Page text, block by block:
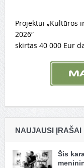
Projektui „Kultūros
2026″
skirtas 40 000 Eur
NAUJAUSI ĮRAŠAI
Šis